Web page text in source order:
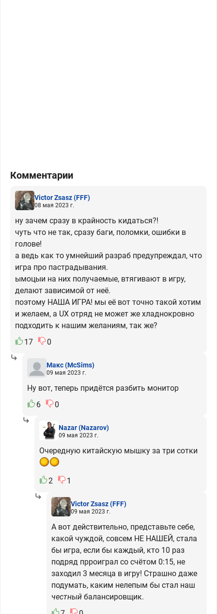
Комментарии
Victor Zsasz(FFF)
08 мая 2023 г.
ну зачем сразу в крайность кидаться?!
чуть что не так, сразу баги, поломки, ошибки в
голове!
а ведь как то умнейший разраб предупреждал, что
игра про пастрадывания.
ымоцыи на них получаемые, втягивают в игру,
делают зависимой от неё.
поэтому НАША ИГРА! мы её вот точно такой хотим
и желаем, а UX отряд не может же хладнокровно
подходить к нашим желаниям, так же?
17
0
Макс(McSims)
09 мая 2023 г.
Ну вот, теперь придётся разбить монитор
6
0
Nazar(Nazarov)
09 мая 2023 г.
Очередную китайскую мышку за три сотки
2 1
Victor Zsasz(FFF)
09 мая 2023 г.
А вот действительно, представьте себе,
какой чуждой, совсем НЕ НАШЕЙ, стала
бы игра, если бы каждый, кто 10 раз
подряд прроиграл со счётом 0:15, не
заходил 3 месяца в игру! Страшно даже
подумать, каким нелепым бы стал наш
честный балансировщик.